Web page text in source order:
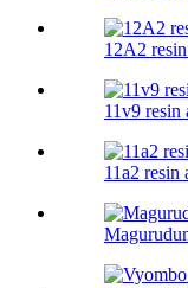
12A2
11v9 resin
11a2 resin